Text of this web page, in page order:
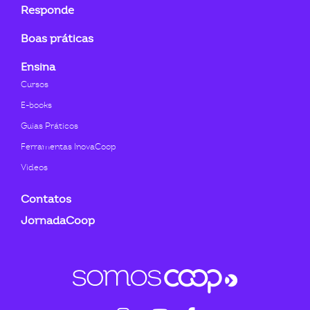
Responde
Boas práticas
Ensina
Cursos
E-books
Guias Práticos
Ferramentas InovaCoop
Videos
Contatos
JornadaCoop